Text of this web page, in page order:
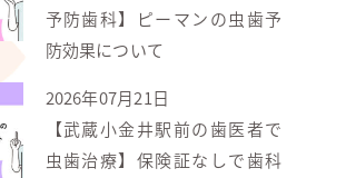
予防歯科】ピーマンの虫歯予
防効果について
2026年07月21日
【武蔵小金井駅前の歯医者で
虫歯治療】保険証なしで歯科